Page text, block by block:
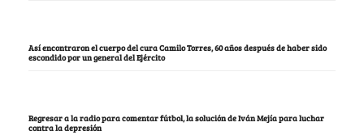
Así encontraron el cuerpo del cura Camilo Torres, 60 años después de haber sido
escondido por un general del Ejército
Regresar a la radio para comentar fútbol, la solución de Iván Mejía para luchar
contra la depresión